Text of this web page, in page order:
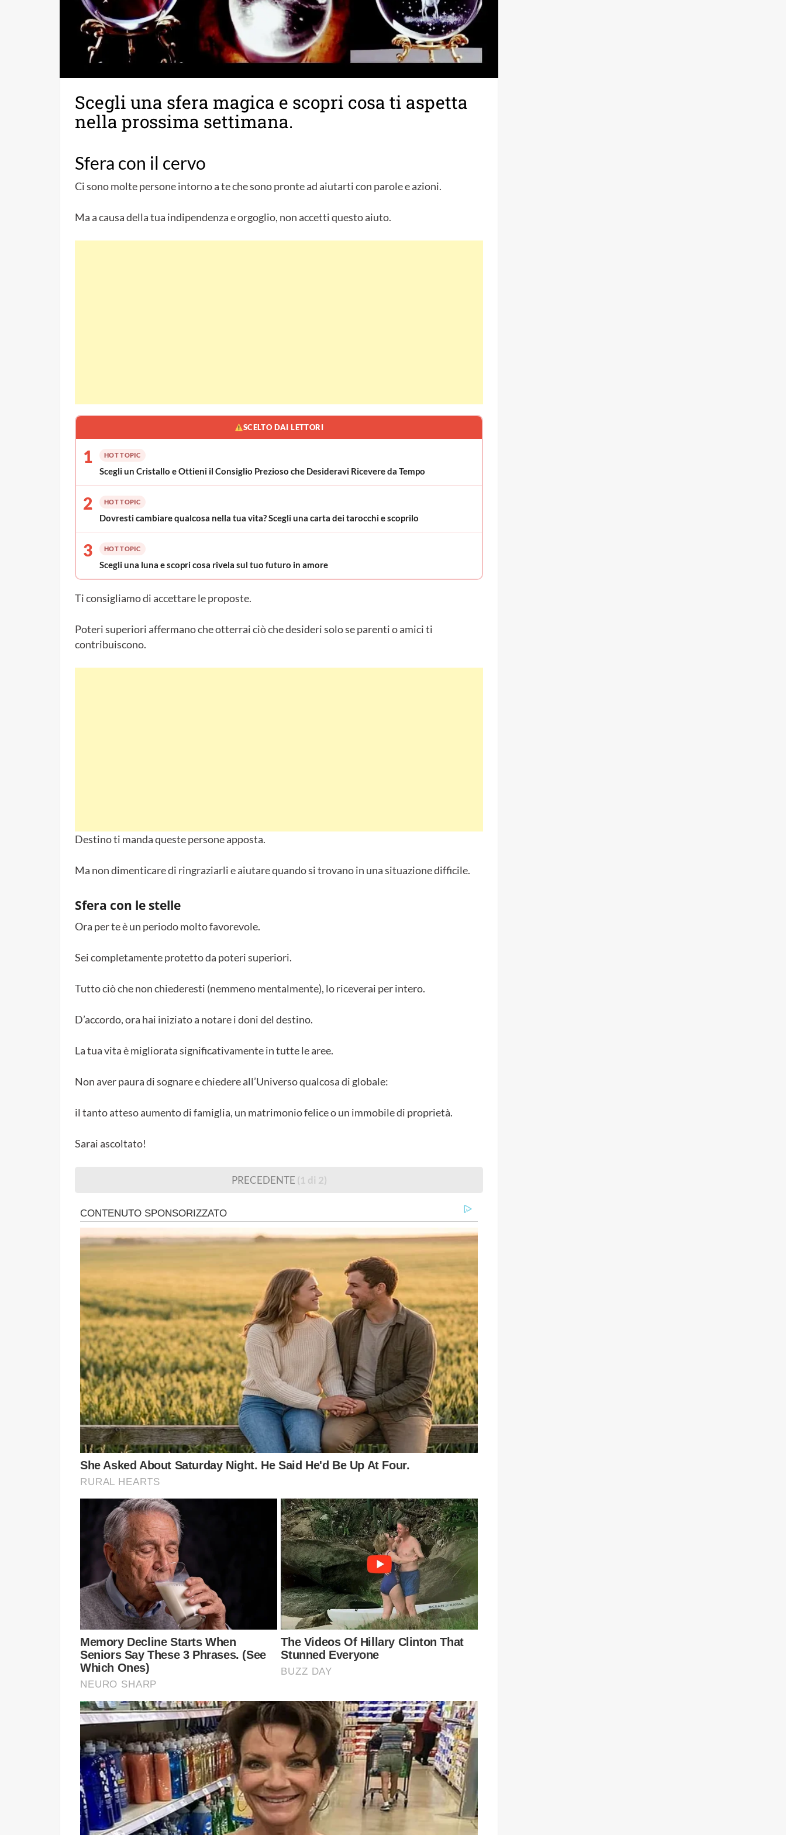
Scegli una sfera magica e scopri cosa ti aspetta
nella prossima settimana.
Sfera con il cervo
Ci sono molte persone intorno a te che sono pronte ad aiutarti con parole e azioni.
Ma a causa della tua indipendenza e orgoglio, non accetti questo aiuto.
SCELTO DAI LETTORI
1 HOT TOPIC
Scegli un Cristallo e Ottieni il Consiglio Prezioso che Desideravi Ricevere da Tempo
2 HOT TOPIC
Dovresti cambiare qualcosa nella tua vita? Scegli una carta dei tarocchi e scoprilo
3 HOT TOPIC
Scegli una luna e scopri cosa rivela sul tuo futuro in amore
Ti consigliamo di accettare le proposte.
Poteri superiori affermano che otterrai ciò che desideri solo se parenti o amici ti
contribuiscono.
Destino ti manda queste persone apposta.
Ma non dimenticare di ringraziarli e aiutare quando si trovano in una situazione difficile.
Sfera con le stelle
Ora per te è un periodo molto favorevole.
Sei completamente protetto da poteri superiori.
Tutto ciò che non chiederesti (nemmeno mentalmente), lo riceverai per intero.
D’accordo, ora hai iniziato a notare i doni del destino.
La tua vita è migliorata significativamente in tutte le aree.
Non aver paura di sognare e chiedere all’Universo qualcosa di globale:
il tanto atteso aumento di famiglia, un matrimonio felice o un immobile di proprietà.
Sarai ascoltato!
PRECEDENTE (1 di 2)